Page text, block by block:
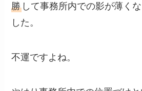
勝 して事務所内での影が薄く
した。
不運ですよね。